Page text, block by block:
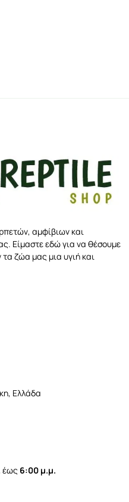
αμφίβιων και
Είμαστε εδώ για να θέσουμε
ζώα μας μια υγιή και
Ελλάδα
έως 6:00 μ.μ.